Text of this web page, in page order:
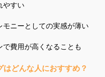
やすい
モニーとしての実感が薄い
で費用が高くなることも
はどんな人におすすめ？